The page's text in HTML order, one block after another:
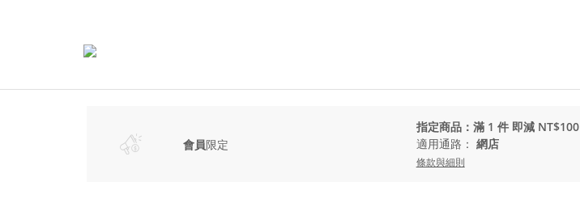
會員限定
指定商品：滿 1 件 即減 NT$100
適用通路： 網店
條款與細則